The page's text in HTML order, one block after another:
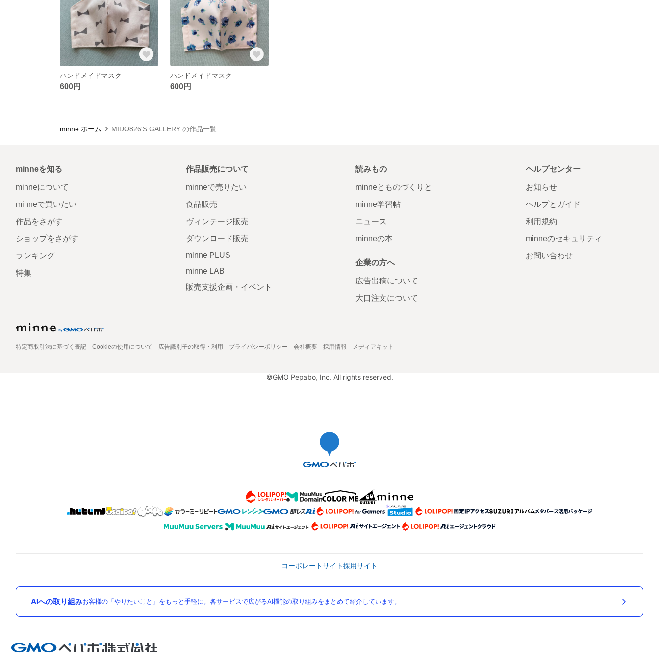
ハンドメイドマスク
600円
ハンドメイドマスク
600円
minne ホーム MIDO826'S GALLERY の作品一覧
minneを知る
minneについて
minneで買いたい
作品をさがす
ショップをさがす
ランキング
特集
作品販売について
minneで売りたい
食品販売
ヴィンテージ販売
ダウンロード販売
minne PLUS
minne LAB
販売支援企画・イベント
読みもの
minneとものづくりと
minne学習帖
ニュース
minneの本
企業の方へ
広告出稿について
大口注文について
ヘルプセンター
お知らせ
ヘルプとガイド
利用規約
minneのセキュリティ
お問い合わせ
特定商取引法に基づく表記 Cookieの使用について 広告識別子の取得・利用 プライバシーポリシー 会社概要 採用情報 メディアキット
©GMO Pepabo, Inc. All rights reserved.
コーポレートサイト採用サイト
AIへの取り組みお客様の「やりたいこと」をもっと手軽に。各サービスで広がるAI機能の取り組みをまとめて紹介しています。